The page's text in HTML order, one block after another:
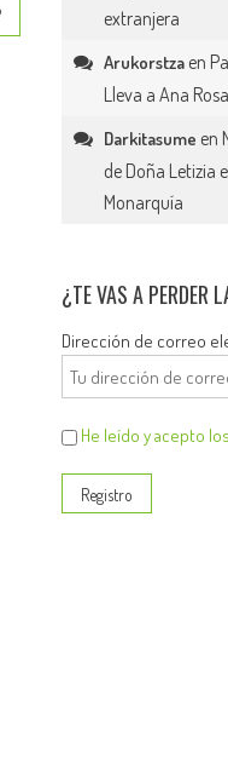
extranjera
Arukorstza en
Lleva a Ana
Darkitasume en
de Doña Letizia
Monarquía
¿TE VAS A PERDER
Dirección de correo
He leído y acepto